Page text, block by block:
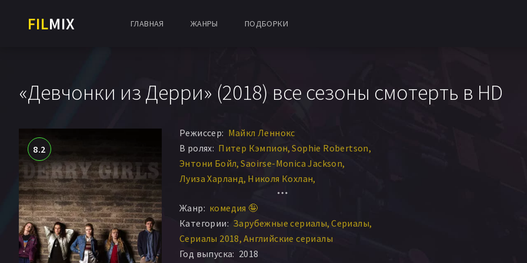
FILMIX ГЛАВНАЯ ЖАНРЫ ПОДБОРКИ
«Девчонки из Дерри» (2018) все сезоны смотерть в HD
8.2
Режиссер: Майкл Леннокс
В ролях: Питер Кэмпион Sophie Robertson
Энтони Бойл Saoirse-Monica Jackson
Луиза Харланд Николя Кохлан
Дилан Ллевелин
Тара Линн О’Нил
Томми Тирнан Йен МакЭлхинни
Шиван МакСуини Барбара Эдейр
Амелия Краули Джэми Бимиш
Жанр: комедия 🤪
Категории: Зарубежные сериалы Сериалы
Сериалы 2018 Английские сериалы
Год выпуска: 2018